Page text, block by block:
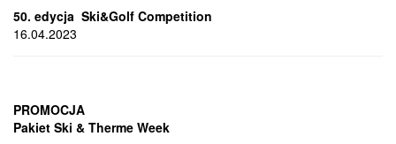
50. edycja Ski&Golf Competition
16.04.2023
PROMOCJA
Pakiet Ski & Therme Week